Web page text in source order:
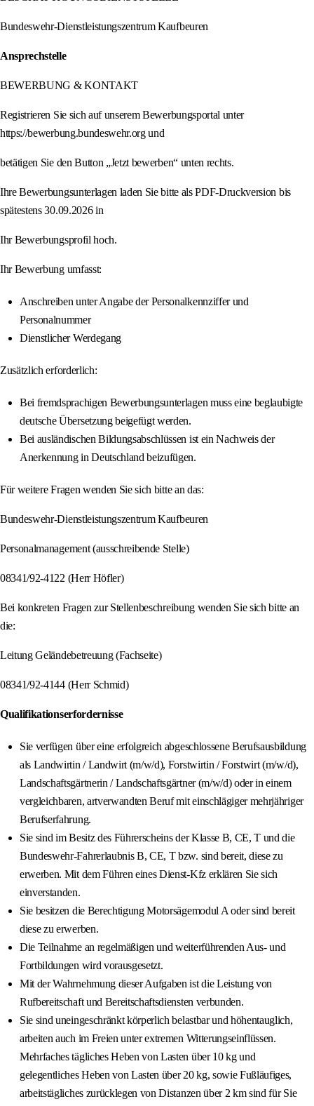
Bundeswehr-Dienstleistungszentrum Kaufbeuren
Ansprechstelle
BEWERBUNG & KONTAKT
Registrieren Sie sich auf unserem Bewerbungsportal unter
https://bewerbung.bundeswehr.org und
betätigen Sie den Button „Jetzt bewerben“ unten rechts.
Ihre Bewerbungsunterlagen laden Sie bitte als PDF-Druckversion bis
spätestens 30.09.2026 in
Ihr Bewerbungsprofil hoch.
Ihr Bewerbung umfasst:
Anschreiben unter Angabe der Personalkennziffer und
Personalnummer
Dienstlicher Werdegang
Zusätzlich erforderlich:
Bei fremdsprachigen Bewerbungsunterlagen muss eine beglaubigte
deutsche Übersetzung beigefügt werden.
Bei ausländischen Bildungsabschlüssen ist ein Nachweis der
Anerkennung in Deutschland beizufügen.
Für weitere Fragen wenden Sie sich bitte an das:
Bundeswehr-Dienstleistungszentrum Kaufbeuren
Personalmanagement (ausschreibende Stelle)
08341/92-4122 (Herr Höfler)
Bei konkreten Fragen zur Stellenbeschreibung wenden Sie sich bitte an
die:
Leitung Geländebetreuung (Fachseite)
08341/92-4144 (Herr Schmid)
Qualifikationserfordernisse
Sie verfügen über eine erfolgreich abgeschlossene Berufsausbildung
als Landwirtin / Landwirt (m/w/d), Forstwirtin / Forstwirt (m/w/d),
Landschaftsgärtnerin / Landschaftsgärtner (m/w/d) oder in einem
vergleichbaren, artverwandten Beruf mit einschlägiger mehrjähriger
Berufserfahrung.
Sie sind im Besitz des Führerscheins der Klasse B, CE, T und die
Bundeswehr-Fahrerlaubnis B, CE, T bzw. sind bereit, diese zu
erwerben. Mit dem Führen eines Dienst-Kfz erklären Sie sich
einverstanden.
Sie besitzen die Berechtigung Motorsägemodul A oder sind bereit
diese zu erwerben.
Die Teilnahme an regelmäßigen und weiterführenden Aus- und
Fortbildungen wird vorausgesetzt.
Mit der Wahrnehmung dieser Aufgaben ist die Leistung von
Rufbereitschaft und Bereitschaftsdiensten verbunden.
Sie sind uneingeschränkt körperlich belastbar und höhentauglich,
arbeiten auch im Freien unter extremen Witterungseinflüssen.
Mehrfaches tägliches Heben von Lasten über 10 kg und
gelegentliches Heben von Lasten über 20 kg, sowie Fußläufiges,
arbeitstägliches zurücklegen von Distanzen über 2 km sind für Sie